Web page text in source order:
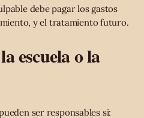
debe pagar los gastos
y el tratamiento futuro.
escuela o la
ser responsables si: